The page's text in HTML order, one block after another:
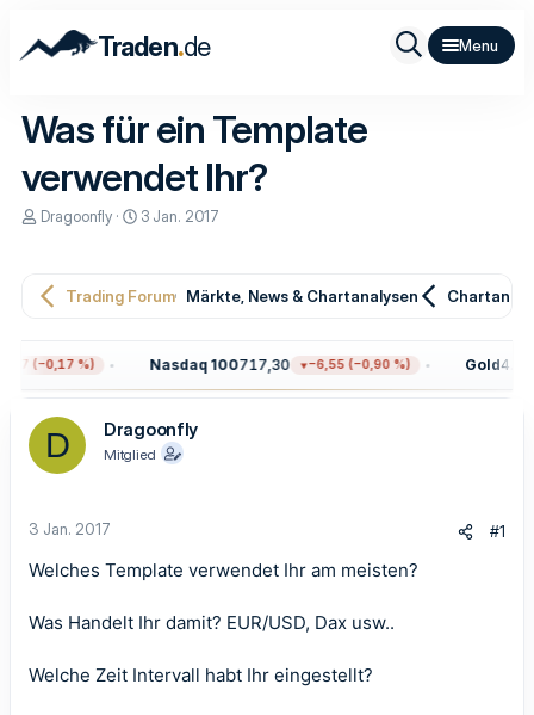
Traden.de
Was für ein Template
verwendet Ihr?
E
e
r
Dragoonfly
E
e
m
3 Jan. 2017
Trading Forum Märkte, News & Chartanalysen
(−0,17 %) Nasdaq 100717,30 −6,55 (−0,90 %) Gold
D Dragoonfly
Mitglied
3 Jan. 2017 #1
Welches Template verwendet Ihr am meisten?
Was Handelt Ihr damit? EUR/USD, Dax usw..
Welche Zeit Intervall habt Ihr eingestellt?